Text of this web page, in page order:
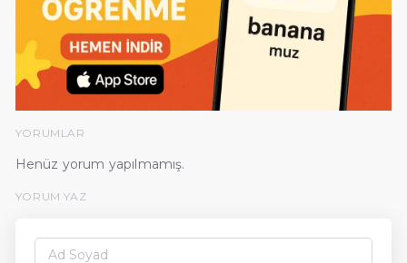
YORUMLAR
Henüz yorum yapılmamış.
YORUM YAZ